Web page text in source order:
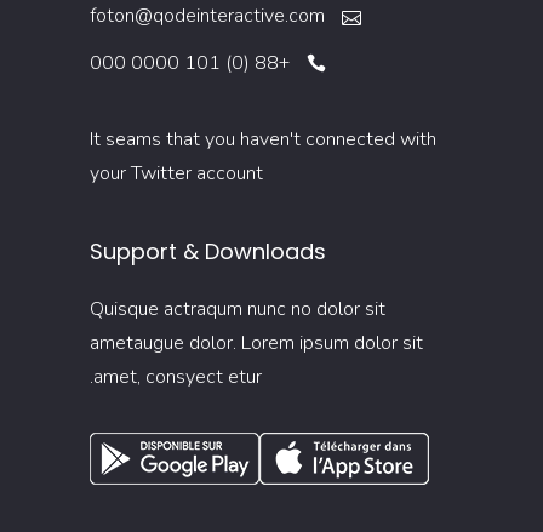
foton@qodeinteractive.com
+88 (0) 101 0000 000
It seams that you haven't connected with
your Twitter account
Support & Downloads
Quisque actraqum nunc no dolor sit
ametaugue dolor. Lorem ipsum dolor sit
amet, consyect etur.